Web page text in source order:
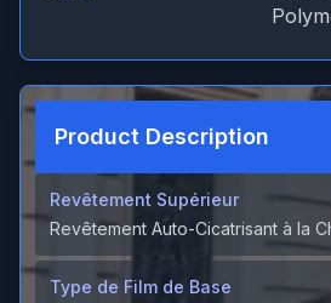
Product Description
Revêtement Supérieur
Revêtement Auto-Cicatrisant à la
Type de Film de Base